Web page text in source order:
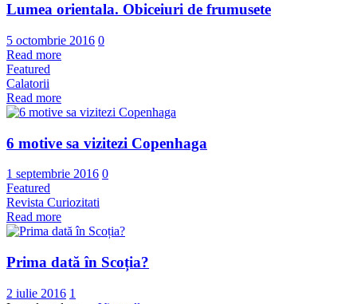
Lumea orientala. Obiceiuri de frumusete
5 octombrie 2016 0
Read more
Featured
Calatorii
Read more
6 motive sa vizitezi Copenhaga
1 septembrie 2016 0
Featured
Revista Curiozitati
Read more
Prima dată în Scoția?
2 iulie 2016 1